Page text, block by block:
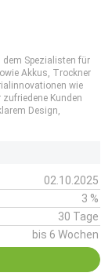
Spezialisten für
Akkus, Trockner
wie
Kunden
Design,
02.10.2025
3 %
30 Tage
bis 6 Wochen